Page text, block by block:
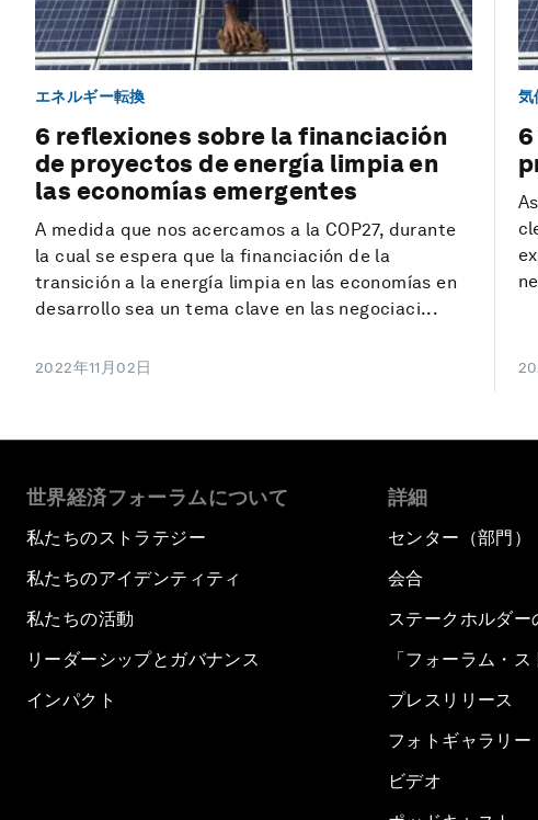
エネルギー転換
6 reflexiones sobre la financiación
de proyectos de energía limpia en
las economías emergentes
A medida que nos acercamos a la COP27, durante
la cual se espera que la financiación de la
transición a la energía limpia en las economías en
desarrollo sea un tema clave en las negociaci...
2022年11月02日
気
世界経済フォーラムについて
私たちのストラテジー
私たちのアイデンティティ
私たちの活動
リーダーシップとガバナンス
インパクト
詳細
センター（部門）
会合
ステークホルダー
「フォーラム・ス
プレスリリース
フォトギャラリー
ビデオ